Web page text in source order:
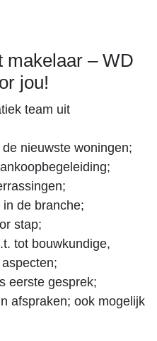
makelaar – WD
jou!
team uit
nieuwste woningen;
de branche;
stap;
tot bouwkundige,
eerste gesprek;
afspraken; ook mogelijk